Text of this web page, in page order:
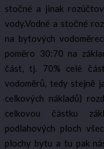
stočné a jinak
vody.Vodné a stočné
na bytových
poměro 30:70 na
část, tj. 70% celé
vodoměrů, tedy stejně
celkových nákladů)
celkovou částku
podlahových ploch
plochy bytu a tu pak